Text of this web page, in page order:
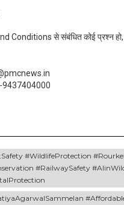
Conditions से संबंधित कोई प्रश्न
9437404000
#WildlifeProtection
#RailwaySafety